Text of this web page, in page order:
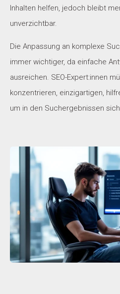
Inhalten helfen, jedoch bleibt
unverzichtbar.
Die Anpassung an komplexe
immer wichtiger, da einfache
ausreichen. SEO-Expert:innen
konzentrieren, einzigartigen,
um in den Suchergebnissen